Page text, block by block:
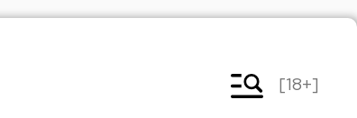
[18+]